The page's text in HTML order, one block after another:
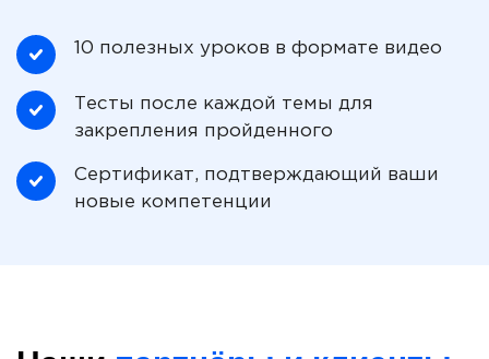
10 полезных уроков в формате видео
Тесты после каждой темы для
закрепления пройденного
Сертификат, подтверждающий ваши
новые компетенции